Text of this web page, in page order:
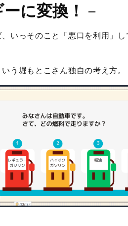
に変換！ －
いっそのこと「悪口を利用」
う堀もとこさん独自の考え方。